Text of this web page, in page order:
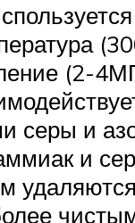
(2-
серы и
и